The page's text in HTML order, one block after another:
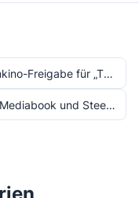
Update: FSK verweigert Heimkino-Freigabe für „The Furious“ – Capelight prüft Revision und notfalls die SPIO/JK
„THE FURIOUS“ erscheint als Mediabook und Steelbook auf UHD Blu-ray